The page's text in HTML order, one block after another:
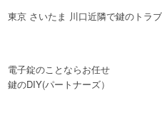
東京 さいたま 川口近隣で鍵のトラ
電子錠のことならお任せ
鍵のDIY(パートナーズ）